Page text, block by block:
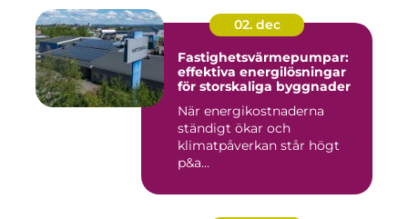
02. dec
Fastighetsvärmepumpar:
effektiva energilösningar
för storskaliga byggnader
När energikostnaderna
ständigt ökar och
klimatpåverkan står högt
p&a...